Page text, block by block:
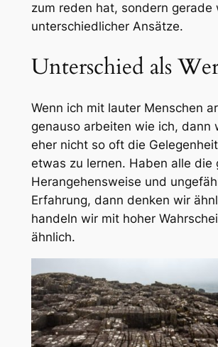
zum reden hat, sondern gerade
unterschiedlicher Ansätze.
Unterschied als
Wenn ich mit lauter Menschen
genauso arbeiten wie ich, dann
eher nicht so oft die
etwas zu lernen. Haben alle die
Herangehensweise und
Erfahrung, dann denken wir
handeln wir mit hoher
ähnlich.